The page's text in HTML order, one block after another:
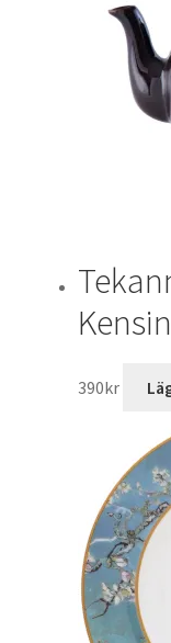
390kr